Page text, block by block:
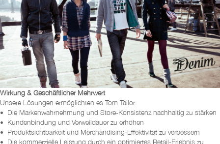
Wirkung & Geschäftlicher Mehrwert
Unsere Lösungen ermöglichten es Tom Tailor:
• Die Markenwahrnehmung und Store-Konsistenz nachhaltig zu stärken
• Kundenbindung und Verweildauer zu erhöhen
• Produktsichtbarkeit und Merchandising-Effektivität zu verbessern
• Die kommerzielle Leistung durch ein optimiertes Retail-Erlebnis zu